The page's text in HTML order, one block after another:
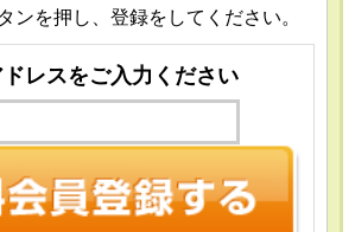
ンを押し、登録をしてください。
ドレスをご入力ください